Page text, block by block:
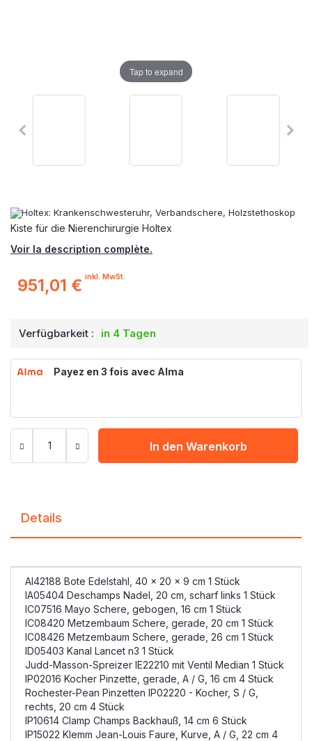
Kiste für die Nierenchirurgie Holtex
Voir la description complète.
951,01 € inkl. MwSt.
Verfügbarkeit : in 4 Tagen
Payez en 3 fois avec Alma
In den Warenkorb
Tap to expand
Details
AI42188 Bote Edelstahl, 40 x 20 x 9 cm 1 Stück
IA05404 Deschamps Nadel, 20 cm, scharf links 1 Stück
IC07516 Mayo Schere, gebogen, 16 cm 1 Stück
IC08420 Metzembaum Schere, gerade, 20 cm 1 Stück
IC08426 Metzembaum Schere, gerade, 26 cm 1 Stück
ID05403 Kanal Lancet n3 1 Stück
Judd-Masson-Spreizer IE22210 mit Ventil Median 1 Stück
IP02016 Kocher Pinzette, gerade, A / G, 16 cm 4 Stück
Rochester-Pean Pinzetten IP02220 - Kocher, S / G,
rechts, 20 cm 4 Stück
IP10614 Clamp Champs Backhauß, 14 cm 6 Stück
IP15022 Klemm Jean-Louis Faure, Kurve, A / G, 22 cm 4